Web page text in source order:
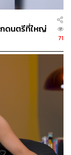
กดนตรีที่ใหญ่
71